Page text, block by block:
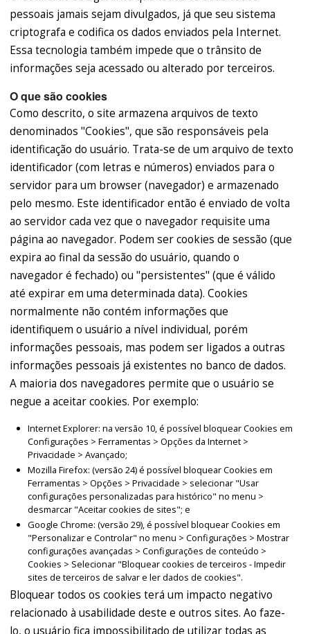
pessoais jamais sejam divulgados, já que seu sistema
criptografa e codifica os dados enviados pela Internet.
Essa tecnologia também impede que o trânsito de
informações seja acessado ou alterado por terceiros.
O que são cookies
Como descrito, o site armazena arquivos de texto
denominados "Cookies", que são responsáveis pela
identificação do usuário. Trata-se de um arquivo de texto
identificador (com letras e números) enviados para o
servidor para um browser (navegador) e armazenado
pelo mesmo. Este identificador então é enviado de volta
ao servidor cada vez que o navegador requisite uma
página ao navegador. Podem ser cookies de sessão (que
expira ao final da sessão do usuário, quando o
navegador é fechado) ou "persistentes" (que é válido
até expirar em uma determinada data). Cookies
normalmente não contém informações que
identifiquem o usuário a nível individual, porém
informações pessoais, mas podem ser ligados a outras
informações pessoais já existentes no banco de dados.
A maioria dos navegadores permite que o usuário se
negue a aceitar cookies. Por exemplo:
Internet Explorer: na versão 10, é possível bloquear Cookies em
Configurações > Ferramentas > Opções da Internet >
Privacidade > Avançado;
Mozilla Firefox: (versão 24) é possível bloquear Cookies em
Ferramentas > Opções > Privacidade > selecionar "Usar
configurações personalizadas para histórico" no menu >
desmarcar "Aceitar cookies de sites"; e
Google Chrome: (versão 29), é possível bloquear Cookies em
"Personalizar e Controlar" no menu > Configurações > Mostrar
configurações avançadas > Configurações de conteúdo >
Cookies > Selecionar "Bloquear cookies de terceiros - Impedir
sites de terceiros de salvar e ler dados de cookies".
Bloquear todos os cookies terá um impacto negativo
relacionado à usabilidade deste e outros sites. Ao faze-